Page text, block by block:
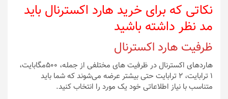
نکاتی که برای خرید هارد اکسترنال باید
مد نظر داشته باشید
ظرفیت هارد اکسترنال
هاردهای اکسترنال در ظرفیت های مختلفی از جمله، ۵۰۰مگابایت،
۱ ترابایت، ۲ ترابایت حتی بیشتر عرضه می‌شوند که شما باید
متناسب با نیاز اطلاعاتی خود یک مورد را انتخاب کنید.